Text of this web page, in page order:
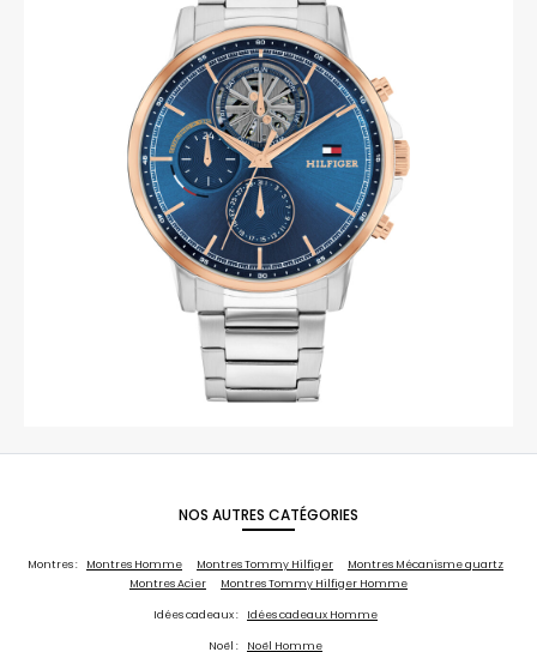
NOS AUTRES CATÉGORIES
Montres : Montres Homme Montres Tommy Hilfiger
Montres Mécanisme quartz
Montres Acier
Montres Tommy Hilfiger Homme
Idées cadeaux : Idées cadeaux Homme
Noël : Noël Homme